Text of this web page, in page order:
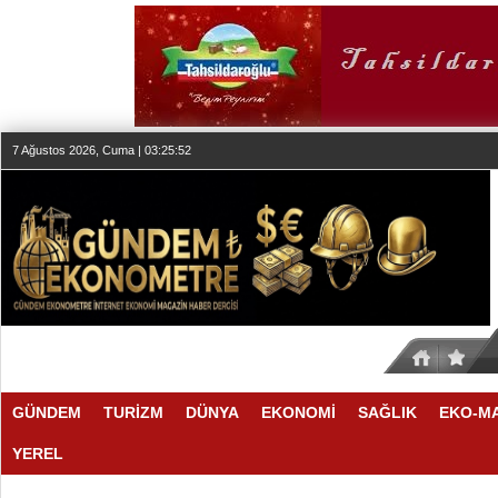
7 Ağustos 2026, Cuma | 03:25:52
GÜNDEM TURİZM DÜNYA EKONOMİ SAĞLIK EKO-
YEREL
20:24 |SESİN HAFIZASI ANKARA'DA
20:19 |FAIRMONT QUASAR